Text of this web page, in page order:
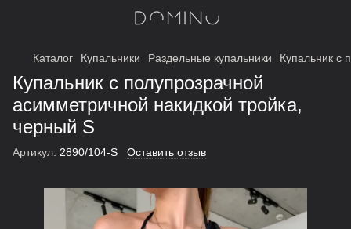
Каталог Купальники Раздельные купальники Купальник с
Купальник с полупрозрачной
асимметричной накидкой тройка,
черный S
Артикул: 2890/104-S Оставить отзыв